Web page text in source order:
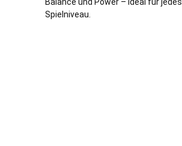
Balance und Power – ideal für jedes
Spielniveau.